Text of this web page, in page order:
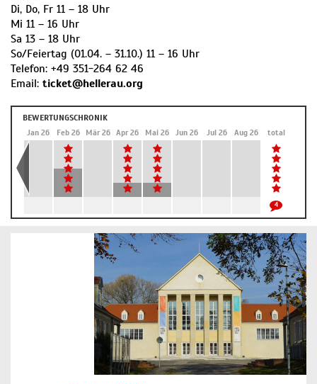
Di, Do, Fr 11 – 18 Uhr
Mi 11 – 16 Uhr
Sa 13 – 18 Uhr
So/Feiertag (01.04. – 31.10.) 11 – 16 Uhr
Telefon: +49 351-264 62 46
Email: ticket@hellerau.org
BEWERTUNGSCHRONIK
Jan 26 Feb 26 Mär 26 Apr 26 Mai 26 Jun 26 Jul 26 Aug 26 total
4